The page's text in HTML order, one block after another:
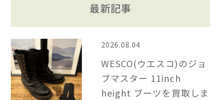
最新記事
2026.08.04
WESCO(ウエスコ)のジョ
ブマスター 11inch
height ブーツを買取しま